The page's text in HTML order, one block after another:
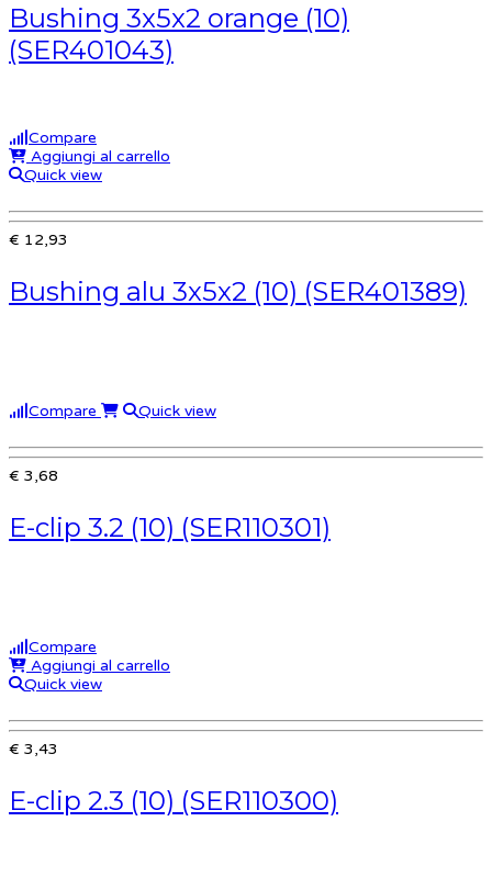
Bushing 3x5x2 orange (10)
(SER401043)
Compare
Aggiungi al carrello
Quick view
€ 12,93
Bushing alu 3x5x2 (10) (SER401389)
Compare Quick view
€ 3,68
E-clip 3.2 (10) (SER110301)
Compare
Aggiungi al carrello
Quick view
€ 3,43
E-clip 2.3 (10) (SER110300)